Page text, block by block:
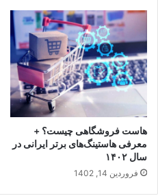
هاست فروشگاهی چیست؟ +
معرفی هاستینگ‌های برتر ایرانی در
سال ۱۴۰۲
فروردین 14, 1402